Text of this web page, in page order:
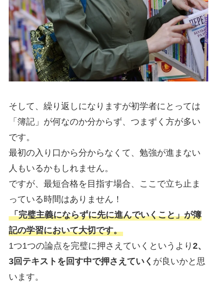
そして、繰り返しになりますが初学者にとっては
「簿記」が何なのか分からず、つまずく方が多い
です。
最初の入り口から分からなくて、勉強が進まない
人もいるかもしれません。
ですが、最短合格を目指す場合、ここで立ち止ま
っている時間はありません！
「完璧主義にならずに先に進んでいくこと」が簿
記の学習において大切です。
1つ1つの論点を完璧に押さえていくというより 2、
3回テキストを回す中で押さえていく が良いかと思
います。